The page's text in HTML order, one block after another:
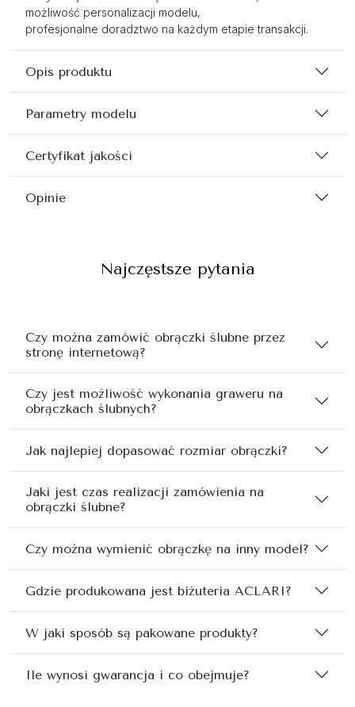
możliwość personalizacji modelu,
profesjonalne doradztwo na każdym etapie transakcji.
Opis produktu
Parametry modelu
Certyfikat jakości
Opinie
Najczęstsze pytania
Czy można zamówić obrączki ślubne przez
stronę internetową?
Czy jest możliwość wykonania graweru na
obrączkach ślubnych?
Jak najlepiej dopasować rozmiar obrączki?
Jaki jest czas realizacji zamówienia na
obrączki ślubne?
Czy można wymienić obrączkę na inny model?
Gdzie produkowana jest biżuteria ACLARI?
W jaki sposób są pakowane produkty?
Ile wynosi gwarancja i co obejmuje?